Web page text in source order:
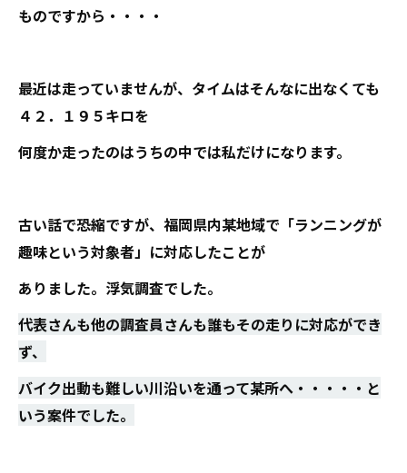
ものですから・・・・
最近は走っていませんが、タイムはそんなに出なくても
４２．１９５キロを
何度か走ったのはうちの中では私だけになります。
古い話で恐縮ですが、福岡県内某地域で「ランニングが
趣味という対象者」に対応したことが
ありました。浮気調査でした。
代表さんも他の調査員さんも誰もその走りに対応ができ
ず、
バイク出動も難しい川沿いを通って某所へ・・・・・と
いう案件でした。